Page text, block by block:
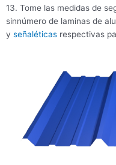
13. Tome las medidas de
sinnúmero de laminas de
y señaléticas respectivas